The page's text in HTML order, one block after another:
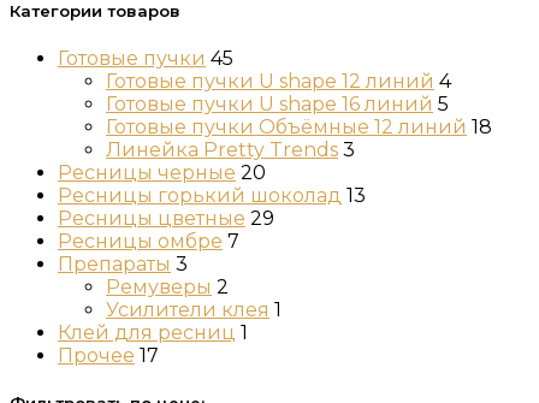
Категории товаров
Готовые пучки 45
Готовые пучки U shape 12 линий 4
Готовые пучки U shape 16 линий 5
Готовые пучки Объёмные 12 линий 18
Линейка Pretty Trends 3
Ресницы черные 20
Ресницы горький шоколад 13
Ресницы цветные 29
Ресницы омбре 7
Препараты 3
Ремуверы 2
Усилители клея 1
Клей для ресниц 1
Прочее 17